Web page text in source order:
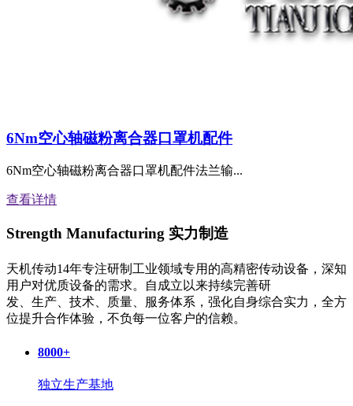
6Nm空心轴磁粉离合器口罩机配件
6Nm空心轴磁粉离合器口罩机配件法兰输...
查看详情
Strength Manufacturing 实力制造
天机传动14年专注研制工业领域专用的高精密传动设备，深知
用户对优质设备的需求。自成立以来持续完善研
发、生产、技术、质量、服务体系，强化自身综合实力，全方
位提升合作体验，不负每一位客户的信赖。
8000+
独立生产基地